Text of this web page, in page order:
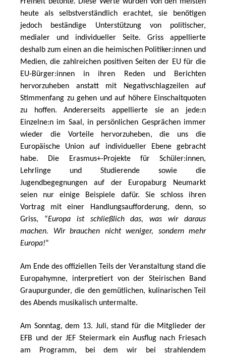
heute als selbstverständlich erachtet, sie benötigen
jedoch beständige Unterstützung von politischer,
medialer und individueller Seite. Griss appellierte
deshalb zum einen an die heimischen Politiker:innen und
Medien, die zahlreichen positiven Seiten der EU für die
EU-Bürger:innen in ihren Reden und Berichten
hervorzuheben anstatt mit Negativschlagzeilen auf
Stimmenfang zu gehen und auf höhere Einschaltquoten
zu hoffen. Andererseits appellierte sie an jede:n
Einzelne:n im Saal, in persönlichen Gesprächen immer
wieder die Vorteile hervorzuheben, die uns die
Europäische Union auf individueller Ebene gebracht
habe. Die Erasmus+-Projekte für Schüler:innen,
Lehrlinge und Studierende sowie die
Jugendbegegnungen auf der Europaburg Neumarkt
seien nur einige Beispiele dafür. Sie schloss ihren
Vortrag mit einer Handlungsaufforderung, denn, so
Griss, “Europa ist schließlich das, was wir daraus
machen. Wir brauchen nicht weniger, sondern mehr
Europa!”
Am Ende des offiziellen Teils der Veranstaltung stand die
Europahymne, interpretiert von der Steirischen Band
Graupurgunder, die den gemütlichen, kulinarischen Teil
des Abends musikalisch untermalte.
Am Sonntag, dem 13. Juli, stand für die Mitglieder der
EFB und der JEF Steiermark ein Ausflug nach Friesach
am Programm, bei dem wir bei strahlendem